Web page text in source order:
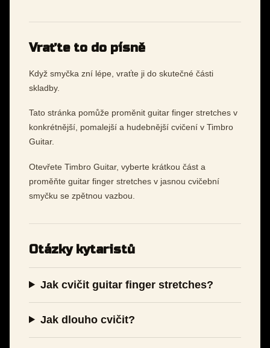
Vraťte to do písně
Když smyčka zní lépe, vraťte ji do skutečné části
skladby.
Tato stránka pomůže proměnit guitar finger stretches v
konkrétnější, pomalejší a hudebnější cvičení v Timbro
Guitar.
Otevřete Timbro Guitar, vyberte krátkou část a
proměňte guitar finger stretches v jasnou cvičební
smyčku se zpětnou vazbou.
Otázky kytaristů
Jak cvičit guitar finger stretches?
Jak dlouho cvičit?